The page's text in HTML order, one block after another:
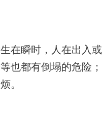
在瞬时，人在出入或
也都有倒塌的危险；
。